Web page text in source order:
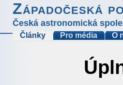
Západočeská
Česká astronomická
Články Pro média O